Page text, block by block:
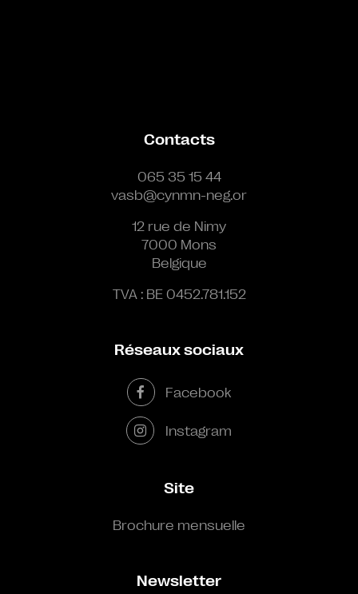
Contacts
065 35 15 44
vasb@cynmn-neg.or
12 rue de Nimy
7000 Mons
Belgique
TVA : BE 0452.781.152
Réseaux sociaux
Facebook
Instagram
Site
Brochure mensuelle
Newsletter